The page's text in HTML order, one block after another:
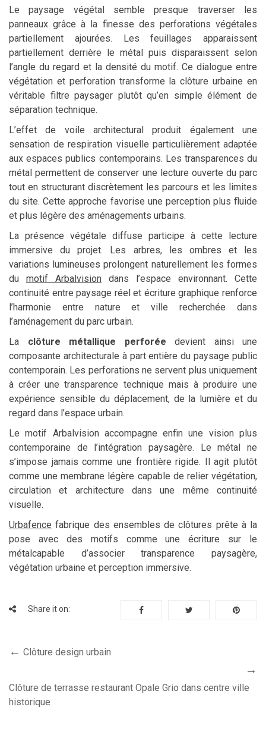
Le paysage végétal semble presque traverser les
panneaux grâce à la finesse des perforations végétales
partiellement ajourées. Les feuillages apparaissent
partiellement derrière le métal puis disparaissent selon
l’angle du regard et la densité du motif. Ce dialogue entre
végétation et perforation transforme la clôture urbaine en
véritable filtre paysager plutôt qu’en simple élément de
séparation technique.
L’effet de voile architectural produit également une
sensation de respiration visuelle particulièrement adaptée
aux espaces publics contemporains. Les transparences du
métal permettent de conserver une lecture ouverte du parc
tout en structurant discrètement les parcours et les limites
du site. Cette approche favorise une perception plus fluide
et plus légère des aménagements urbains.
La présence végétale diffuse participe à cette lecture
immersive du projet. Les arbres, les ombres et les
variations lumineuses prolongent naturellement les formes
du motif Arbalvision dans l’espace environnant. Cette
continuité entre paysage réel et écriture graphique renforce
l’harmonie entre nature et ville recherchée dans
l’aménagement du parc urbain.
La clôture métallique perforée devient ainsi une
composante architecturale à part entière du paysage public
contemporain. Les perforations ne servent plus uniquement
à créer une transparence technique mais à produire une
expérience sensible du déplacement, de la lumière et du
regard dans l’espace urbain.
Le motif Arbalvision accompagne enfin une vision plus
contemporaine de l’intégration paysagère. Le métal ne
s’impose jamais comme une frontière rigide. Il agit plutôt
comme une membrane légère capable de relier végétation,
circulation et architecture dans une même continuité
visuelle.
Urbafence fabrique des ensembles de clôtures prête à la
pose avec des motifs comme une écriture sur le
métalcapable d’associer transparence paysagère,
végétation urbaine et perception immersive.
Share it on:
Clôture design urbain
Clôture de terrasse restaurant Opale Grio dans centre ville
historique